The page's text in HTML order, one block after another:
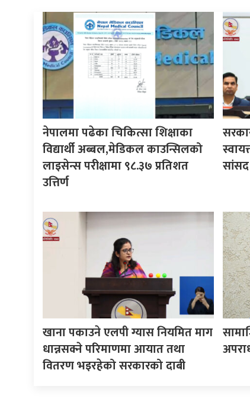
नेपालमा पढेका चिकित्सा शिक्षाका
विद्यार्थी अब्बल,मेडिकल काउन्सिलको
लाइसेन्स परीक्षामा ९८.३७ प्रतिशत
उत्तिर्ण
सांसद
खाना पकाउने एलपी ग्यास नियमित माग
धान्नसक्ने परिमाणमा आयात तथा
वितरण भइरहेको सरकारको दाबी